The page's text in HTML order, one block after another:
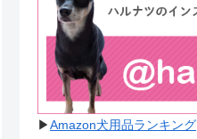
▶︎Amazon犬用品ランキング